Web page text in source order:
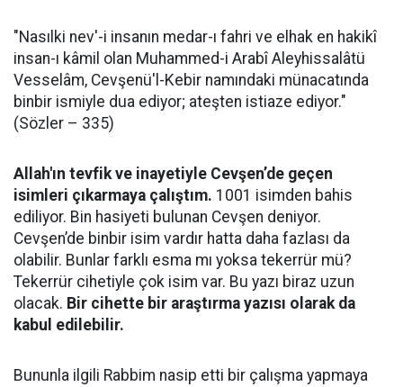
"Nasılki nev'-i insanın medar-ı fahri ve elhak en hakikî
insan-ı kâmil olan Muhammed-i Arabî Aleyhissalâtü
Vesselâm, Cevşenü'l-Kebir namındaki münacatında
binbir ismiyle dua ediyor; ateşten istiaze ediyor."
(Sözler – 335)
Allah'ın tevfik ve inayetiyle Cevşen’de geçen
isimleri çıkarmaya çalıştım. 1001 isimden bahis
ediliyor. Bin hasiyeti bulunan Cevşen deniyor.
Cevşen’de binbir isim vardır hatta daha fazlası da
olabilir. Bunlar farklı esma mı yoksa tekerrür mü?
Tekerrür cihetiyle çok isim var. Bu yazı biraz uzun
olacak. Bir cihette bir araştırma yazısı olarak da
kabul edilebilir.
Bununla ilgili Rabbim nasip etti bir çalışma yapmaya